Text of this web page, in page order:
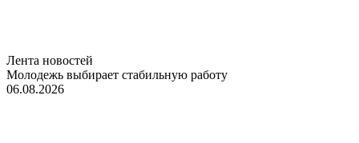
Лента новостей
Молодежь выбирает стабильную работу
06.08.2026